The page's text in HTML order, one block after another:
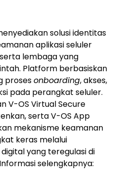
solusi identitas
aplikasi seluler
lembaga yang
Platform berbasiskan
prosesonboarding, akses,
pada perangkat seluler.
V-OS Virtual Secure
serta V-OS App
mekanisme keamanan
keras melalui
yang teregulasi di
selengkapnya: